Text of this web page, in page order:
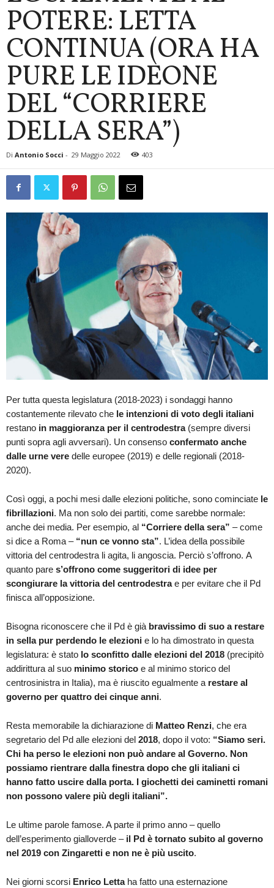
POTERE: LETTA
CONTINUA (ORA HA
PURE LE IDEONE
DEL “CORRIERE
DELLA SERA”)
Di Antonio Socci - 29 Maggio 2022 403
Per tutta questa legislatura (2018-2023) i sondaggi hanno
costantemente rilevato che le intenzioni di voto degli italiani
restano in maggioranza per il centrodestra(sempre diversi
punti sopra agli avversari). Un consenso confermato anche
dalle urne vere delle europee (2019) e delle regionali (2018-
2020).
Così oggi, a pochi mesi dalle elezioni politiche, sono cominciate le
fibrillazioni. Ma non solo dei partiti, come sarebbe normale:
anche dei media. Per esempio, al “Corriere della sera” – come
si dice a Roma – “nun ce vonno sta”. L’idea della possibile
vittoria del centrodestra li agita, li angoscia. Perciò s’offrono. A
quanto pare s’offrono come suggeritori di idee per
scongiurare la vittoria del centrodestrae per evitare che il Pd
finisca all’opposizione.
Bisogna riconoscere che il Pd è già bravissimo di suo a restare
in sella pur perdendo le elezioni e lo ha dimostrato in questa
legislatura: è stato lo sconfitto dalle elezioni del 2018 (precipitò
addirittura al suo minimo storico e al minimo storico del
centrosinistra in Italia), ma è riuscito egualmente a restare al
governo per quattro dei cinque anni.
Resta memorabile la dichiarazione di Matteo Renzi, che era
segretario del Pd alle elezioni del 2018, dopo il voto: “Siamo seri.
Chi ha perso le elezioni non può andare al Governo. Non
possiamo rientrare dalla finestra dopo che gli italiani ci
hanno fatto uscire dalla porta. I giochetti dei caminetti romani
non possono valere più degli italiani”.
Le ultime parole famose. A parte il primo anno – quello
dell’esperimento gialloverde – il Pd è tornato subito al governo
nel 2019 con Zingaretti e non ne è più uscito.
Nei giorni scorsi Enrico Lettaha fatto una esternazione